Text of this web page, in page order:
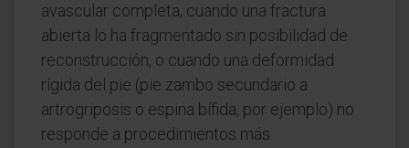
avascular completa, cuando una fractura
abierta lo ha fragmentado sin posibilidad de
reconstrucción, o cuando una deformidad
rígida del pie (pie zambo secundario a
artrogriposis o espina bífida, por ejemplo) no
responde a procedimientos más